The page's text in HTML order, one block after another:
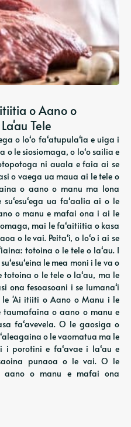
o Aano o
Tele
o loʻo faʻatupulaʻia e uiga i
o le siosiomaga, o loʻo sailia e
ni auala e faia ai se
o vaega ua maua ai le tele o
o aano o manu ma lona
ua faʻaalia ai o le
o manu e mafai ona i ai le
mai le faʻaitiitia o kasa
o le vai. Peitaʻi, o loʻo i ai se
totoina o le tele o laʻau. I
le mea moni i le va o
o le tele o laʻau, ma le
ona fesoasoani i se lumanaʻi
'Ai itiiti o Aano o Manu i le
o aano o manu e
faʻavevela. O le gaosiga o
o le vaomatua ma le
i porotini e faʻavae i laʻau e
punaoa o le vai. O le
o manu e mafai ona